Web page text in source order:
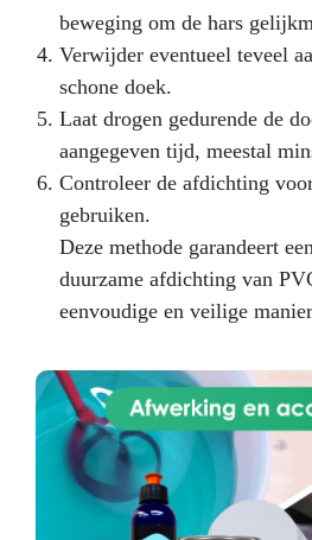
beweging om de hars
Verwijder eventueel teveel
schone doek.
Laat drogen gedurende de
aangegeven tijd, meestal
Controleer de afdichting
gebruiken.
Deze methode garandeert
duurzame afdichting van
eenvoudige en veilige